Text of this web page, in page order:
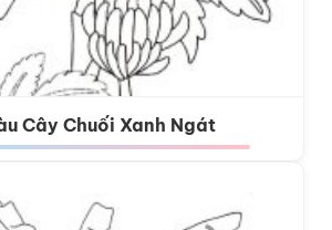
Cây Chuối Xanh Ngát